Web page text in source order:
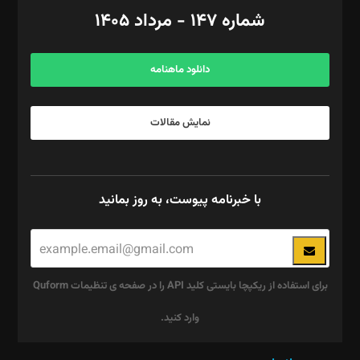
آگهی و مشترکین: ۰۹۱۹۹۹۹۰۴۵۴
شماره ۱۴۷ - مرداد ۱۴۰۵
دانلود ماهنامه
نمایش مقالات
با خبرنامه پیوست، به روز بمانید
برای استفاده از ریکپچا بایستی کلید API را در صفحه ی تنظیمات Quform
وارد کنید.